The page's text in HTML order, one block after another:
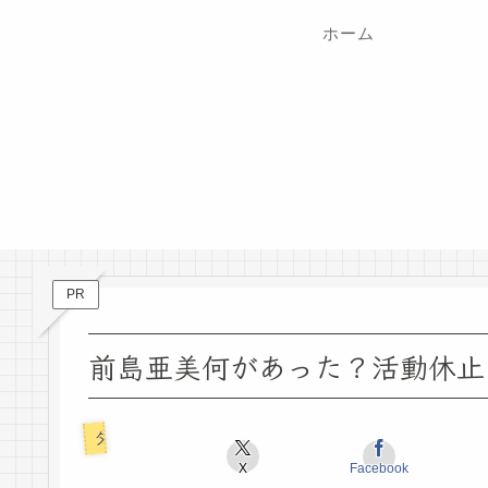
ホーム
PR
前島亜美何があった？活動休
タレント
X Facebook